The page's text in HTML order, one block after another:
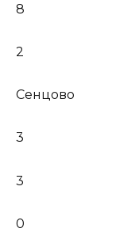
8
2
Сенцово
3
3
0